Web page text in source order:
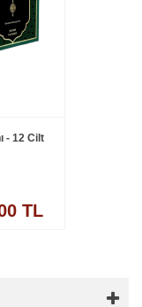
- 12 Cilt
TL